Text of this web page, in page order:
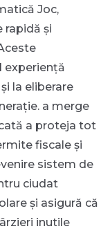
Joc,
rapidă și
experiență
la eliberare
a merge
a proteja tot
fiscale și
sistem de
ciudat
și asigură că
inutile